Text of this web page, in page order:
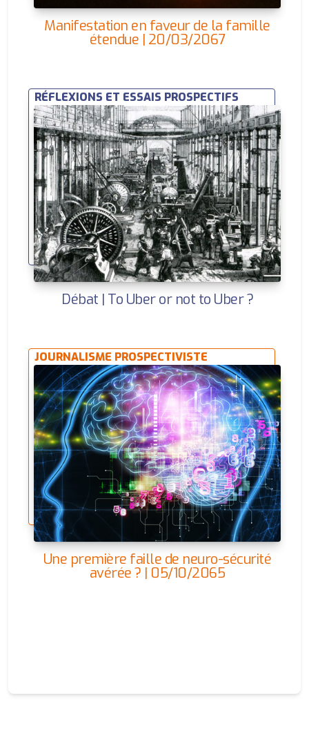
Manifestation en faveur de la famille
étendue | 20/03/2067
RÉFLEXIONS ET ESSAIS PROSPECTIFS
Débat | To Uber or not to Uber ?
JOURNALISME PROSPECTIVISTE
Une première faille de neuro-sécurité
avérée ? | 05/10/2065